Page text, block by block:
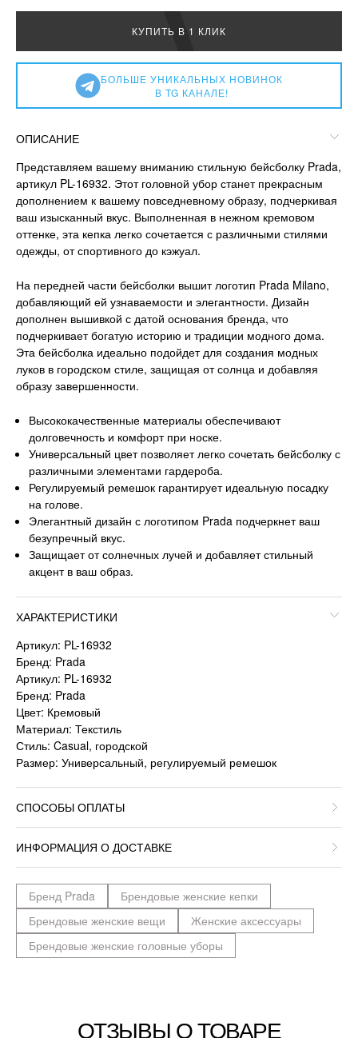
КУПИТЬ В 1 КЛИК
БОЛЬШЕ УНИКАЛЬНЫХ НОВИНОК
В TG КАНАЛЕ!
ОПИСАНИЕ
Представляем вашему вниманию стильную бейсболку Prada,
артикул PL-16932. Этот головной убор станет прекрасным
дополнением к вашему повседневному образу, подчеркивая
ваш изысканный вкус. Выполненная в нежном кремовом
оттенке, эта кепка легко сочетается с различными стилями
одежды, от спортивного до кэжуал.
На передней части бейсболки вышит логотип Prada Milano,
добавляющий ей узнаваемости и элегантности. Дизайн
дополнен вышивкой с датой основания бренда, что
подчеркивает богатую историю и традиции модного дома.
Эта бейсболка идеально подойдет для создания модных
луков в городском стиле, защищая от солнца и добавляя
образу завершенности.
Высококачественные материалы обеспечивают
долговечность и комфорт при носке.
Универсальный цвет позволяет легко сочетать бейсболку с
различными элементами гардероба.
Регулируемый ремешок гарантирует идеальную посадку
на голове.
Элегантный дизайн с логотипом Prada подчеркнет ваш
безупречный вкус.
Защищает от солнечных лучей и добавляет стильный
акцент в ваш образ.
ХАРАКТЕРИСТИКИ
Артикул: PL-16932
Бренд: Prada
Артикул: PL-16932
Бренд: Prada
Цвет: Кремовый
Материал: Текстиль
Стиль: Casual, городской
Размер: Универсальный, регулируемый ремешок
СПОСОБЫ ОПЛАТЫ
ИНФОРМАЦИЯ О ДОСТАВКЕ
Бренд Prada
Брендовые женские кепки
Брендовые женские вещи
Женские аксессуары
Брендовые женские головные уборы
ОТЗЫВЫ О ТОВАРЕ